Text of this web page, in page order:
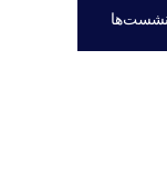
نشست‌ها